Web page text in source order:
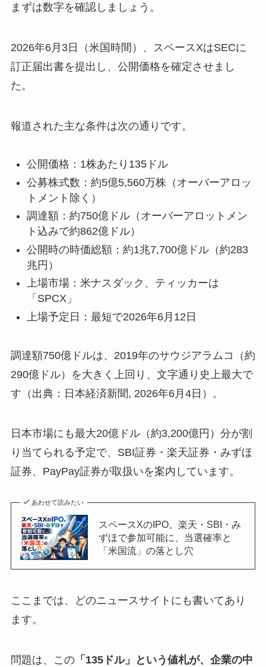
まずは数字を確認しましょう。
2026年6月3日（米国時間）、スペースXはSECに
訂正届出書を提出し、公開価格を確定させまし
た。
報道された主な条件は次の通りです。
公開価格：1株あたり135ドル
公募株式数：約5億5,560万株（オーバーアロッ
トメント除く）
調達額：約750億ドル（オーバーアロットメン
ト込みで約862億ドル）
公開時の時価総額：約1兆7,700億ドル（約283
兆円）
上場市場：米ナスダック、ティッカーは
「SPCX」
上場予定日：最短で2026年6月12日
調達額750億ドルは、2019年のサウジアラムコ（約
290億ドル）を大きく上回り、文字通り史上最大で
す（出典：日本経済新聞, 2026年6月4日）。
日本市場にも最大20億ドル（約3,200億円）分が割
り当てられる予定で、SBI証券・楽天証券・みずほ
証券、PayPay証券が取扱いを案内しています。
あわせて読みたい
スペースXのIPO。楽天・SBI・み
ずほで参加可能に、当選確率と
「米国流」の落とし穴
ここまでは、どのニュースサイトにも書いてあり
ます。
問題は、この「135ドル」という値札が、企業の中